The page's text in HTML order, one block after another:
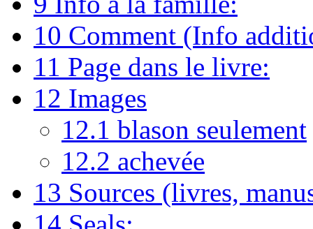
10 Comment (Info
11 Page dans le livre:
12 Images
12.1 blason seulement
12.2 achevée
13 Sources (livres,